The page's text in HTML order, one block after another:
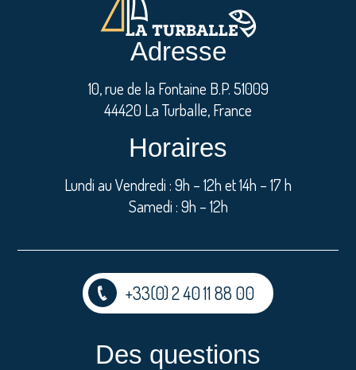
Adresse
10, rue de la Fontaine B.P. 51009
44420 La Turballe, France
Horaires
Lundi au Vendredi : 9h – 12h et 14h – 17 h
Samedi : 9h – 12h
+33(0) 2 40 11 88 00
Des questions